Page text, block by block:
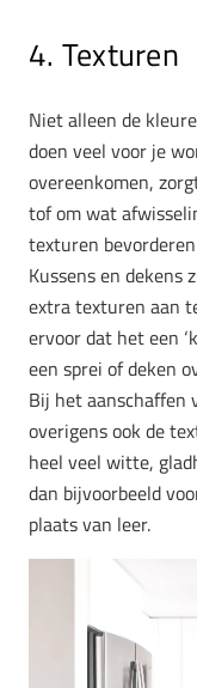
4. Texturen
Niet alleen de
doen veel voor je
overeenkomen,
tof om wat
texturen
Kussens en
extra texturen aan
ervoor dat het een
een sprei of deken
Bij het aanschaffen
overigens ook de
heel veel witte,
dan bijvoorbeeld
plaats van leer.